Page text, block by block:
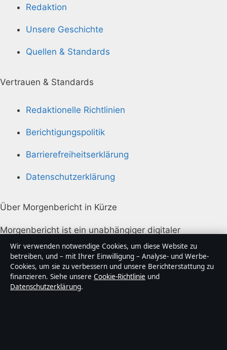
Redaktion
Unsere Geschichte
Quellen & Standards
Vertrauen & Standards
Redaktionelle Richtlinien
Berichtigungspolitik
Barrierefreiheitserklärung
Datenschutzerklärung
Über Morgenbericht in Kürze
Morgenbericht ist ein unabhängiger digitaler
Nachrichtenanbieter mit Fokus auf Politik, Wirtschaft,
Technik und Gesellschaft in Deutschland. Jeder Artikel
trägt eine Byline, wird von einem Redakteur geprüft
und vor der Veröffentlichung faktengecheckt.
Wir verwenden notwendige Cookies, um diese Website zu
betreiben, und – mit Ihrer Einwilligung – Analyse- und Werbe-
Cookies, um sie zu verbessern und unsere Berichterstattung zu
finanzieren. Siehe unsere Cookie-Richtlinie und
Datenschutzerklärung.